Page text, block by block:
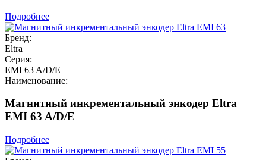
Подробнее
Бренд:
Eltra
Серия:
EMI 63 A/D/E
Наименование:
Магнитный инкрементальный энкодер Eltra
EMI 63 A/D/E
Подробнее